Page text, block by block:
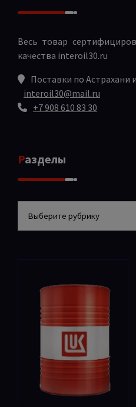
Весь товар
качества interoil30.ru
Поставки по Астрахани
interoil30@mail.ru
+7 908 610 83 30
Разделы